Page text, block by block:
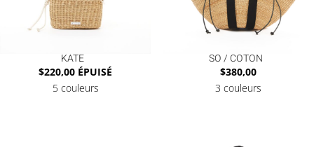
KATE
$220,00 ÉPUISÉ
5 couleurs
SO / COTON
$380,00
3 couleurs